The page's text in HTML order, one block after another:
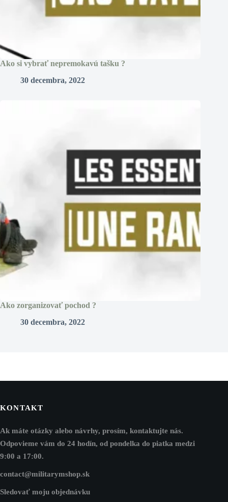
Ako si vybrať nepremokavú tašku ?
30 decembra, 2022
Ako zorganizovať pochod ?
30 decembra, 2022
KONTAKT
Ak máte otázky alebo návrhy, prosím, kontaktujte nás.
Odpovieme vám do 24 hodín, od pondelka do piatka medzi
9:00 a 17:00.
contact@militarymshop.sk
Sledovať moju objednávku